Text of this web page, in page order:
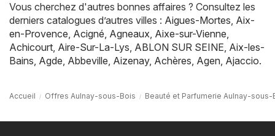
Vous cherchez d'autres bonnes affaires ? Consultez les
derniers catalogues d’autres villes : Aigues-Mortes, Aix-
en-Provence, Acigné, Agneaux, Aixe-sur-Vienne,
Achicourt, Aire-Sur-La-Lys, ABLON SUR SEINE, Aix-les-
Bains, Agde, Abbeville, Aizenay, Achères, Agen, Ajaccio.
Accueil Offres Aulnay-sous-Bois Beauté et Parfumerie Aulnay-sous-